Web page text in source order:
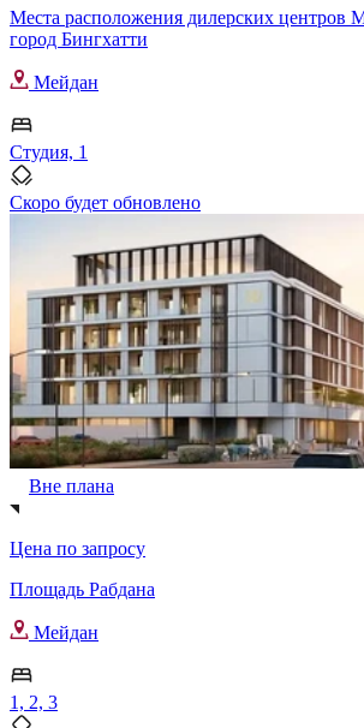
Места расположения дилерских центров
город Бингхатти
Мейдан
Студия, 1
Скоро будет обновлено
Вне плана
Цена по запросу
Площадь Рабдана
Мейдан
1, 2, 3